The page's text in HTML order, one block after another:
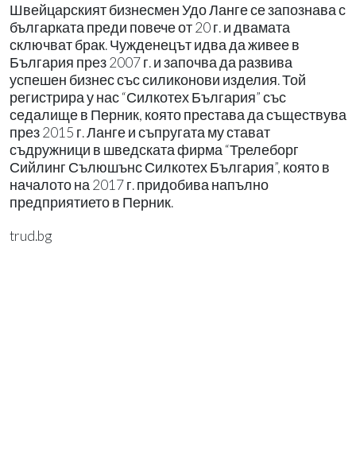
Швейцарският бизнесмен Удо Ланге се запознава с
българката преди повече от 20 г. и двамата
сключват брак. Чужденецът идва да живее в
България през 2007 г. и започва да развива
успешен бизнес със силиконови изделия. Той
регистрира у нас “Силкотех България” със
седалище в Перник, която престава да съществува
през 2015 г. Ланге и съпругата му стават
съдружници в шведската фирма “Трелеборг
Сийлинг Сълюшънс Силкотех България”, която в
началото на 2017 г. придобива напълно
предприятието в Перник.
trud.bg